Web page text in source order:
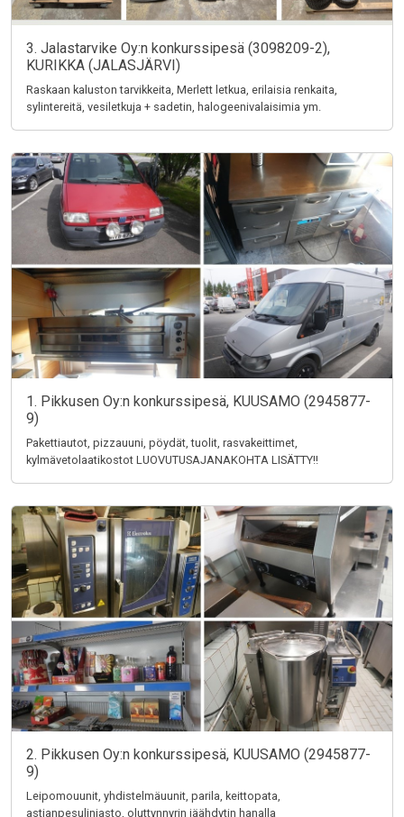
3. Jalastarvike Oy:n konkurssipesä (3098209-2),
KURIKKA (JALASJÄRVI)
Raskaan kaluston tarvikkeita, Merlett letkua, erilaisia renkaita,
sylintereitä, vesiletkuja + sadetin, halogeenivalaisimia ym.
1. Pikkusen Oy:n konkurssipesä, KUUSAMO (2945877-
9)
Pakettiautot, pizzauuni, pöydät, tuolit, rasvakeittimet,
kylmävetolaatikostot LUOVUTUSAJANAKOHTA LISÄTTY!!
2. Pikkusen Oy:n konkurssipesä, KUUSAMO (2945877-
9)
Leipomouunit, yhdistelmäuunit, parila, keittopata,
astianpesulinjasto, oluttynnyrin jäähdytin hanalla